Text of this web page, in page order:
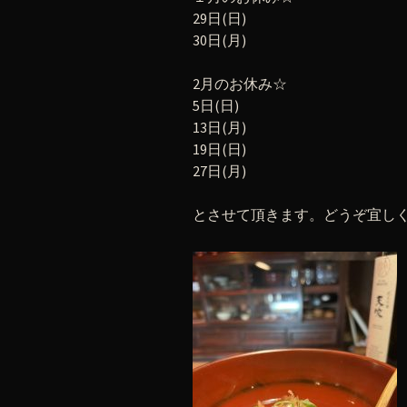
29日(日)
30日(月)
2月のお休み☆
5日(日)
13日(月)
19日(日)
27日(月)
とさせて頂きます。どうぞ宜し